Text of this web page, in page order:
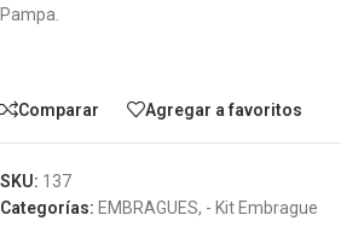
Pampa.
Comparar Agregar a favoritos
SKU: 137
Categorías: EMBRAGUES, - Kit Embrague